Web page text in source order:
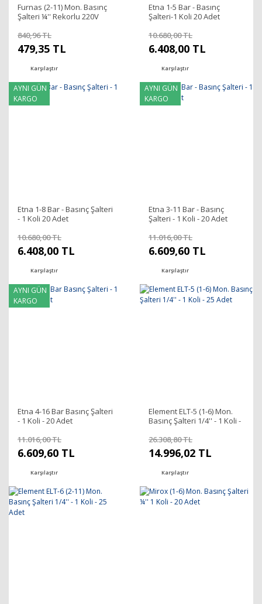
Furnas (2-11) Mon. Basınç
Şalteri ¼'' Rekorlu 220V
840,96 TL
479,35 TL
Karşılaştır
Etna 1-5 Bar - Basınç
Şalteri-1 Koli 20 Adet
10.680,00 TL
6.408,00 TL
Karşılaştır
AYNI GÜN
KARGO
Etna 1-8 Bar - Basınç Şalteri
- 1 Koli 20 Adet
10.680,00 TL
6.408,00 TL
Karşılaştır
AYNI GÜN
KARGO
Etna 3-11 Bar - Basınç
Şalteri - 1 Koli - 20 Adet
11.016,00 TL
6.609,60 TL
Karşılaştır
AYNI GÜN
KARGO
Etna 4-16 Bar Basınç Şalteri
- 1 Koli - 20 Adet
11.016,00 TL
6.609,60 TL
Karşılaştır
Element ELT-5 (1-6) Mon.
Basınç Şalteri 1/4'' - 1 Koli -
26.308,80 TL
14.996,02 TL
Karşılaştır